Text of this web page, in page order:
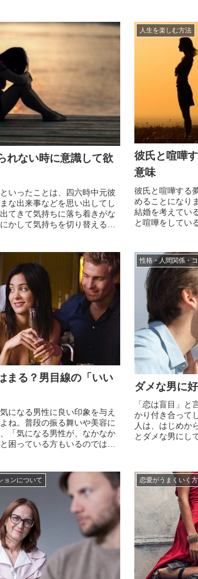
りや焦り...
れない時に意識して欲
いったことは、四六時中元彼
な出来事などを思い出してし
てきて気持ちに落ち着きがな
かして気持ちを切り替えるこ
人生を楽しむ方法
彼氏と喧嘩
意味
彼氏と喧嘩する
めることになり
結婚を考えてい
と喧嘩をしてい
詳しく探...
まる？男目線の「いい
になる男性に良い印象を与え
ね。普段の振る舞いや美容に
「気になる男性が、なかなか
困っている方もいるのではな
性格・人間関係・
ダメな男に
「恋は盲目」
かり付き合って
人は、はじめか
とダメな男にし
ョンについて 恋愛がうまくいく